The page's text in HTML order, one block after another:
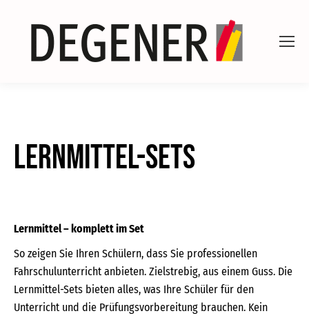
Lernmittel-Sets
Lernmittel – komplett im Set
So zeigen Sie Ihren Schülern, dass Sie professionellen
Fahrschulunterricht anbieten. Zielstrebig, aus einem Guss. Die
Lernmittel-Sets bieten alles, was Ihre Schüler für den
Unterricht und die Prüfungsvorbereitung brauchen. Kein